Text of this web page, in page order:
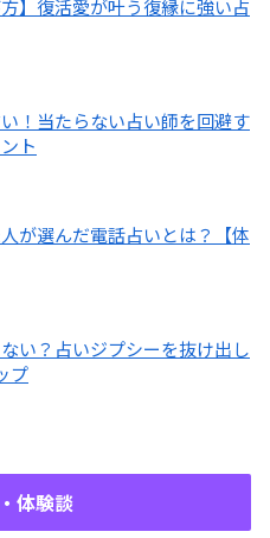
方】復活愛が叶う復縁に強い占
！当たらない占い師を回避す
ト
が選んだ電話占いとは？【体
い？占いジプシーを抜け出し
プ
体験談